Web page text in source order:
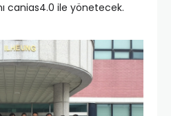
canias4.0 ile yönetecek.